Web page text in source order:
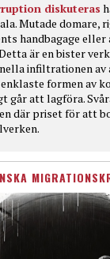
diskuteras
Mutade domare,
handbagage
är en bister
infiltrationen av
formen av
går att lagföra.
där priset för att